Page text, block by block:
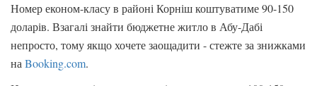
Номер економ-класу в районі Корніш коштуватиме 90-150
доларів. Взагалі знайти бюджетне житло в Абу-Дабі
непросто, тому якщо хочете заощадити - стежте за знижками
наBooking.com.